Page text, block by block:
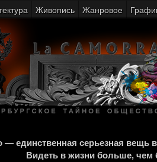
— единственная серьезная
Видеть в жизни больше, чем
Живопись Жанровое